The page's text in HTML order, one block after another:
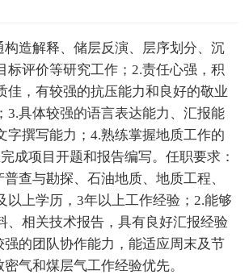
构造解释、储层反演、层序划分、沉
标评价等研究工作；2.责任心强，积
佳，有较强的抗压能力和良好的敬业
3.具体较强的语言表达能力、汇报能
字撰写能力；4.熟练掌握地质工作的
成项目开题和报告编写。任职要求：
查与勘探、石油地质、地质工程、
以上学历，3年以上工作经验；2.能够
、相关技术报告，具有良好汇报经验
强的团队协作能力，能适应周末及节
气和煤层气工作经验优先。